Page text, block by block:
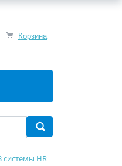
Корзина
системы HR